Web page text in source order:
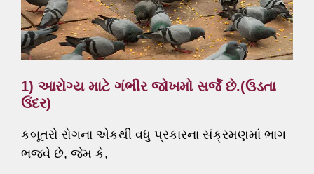
1) આરોગ્ય માટે ગંભીર જોખમો સર્જે છે.(ઉડતા
ઉંદર)
કબૂતરો રોગના એકથી વધુ પ્રકારના સંક્રમણમાં ભાગ
ભજવે છે, જેમ કે,